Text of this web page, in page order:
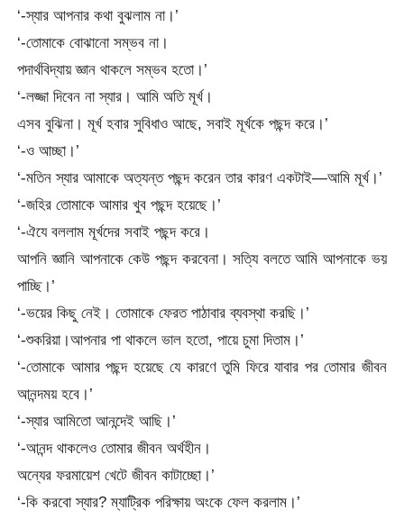
‘-স্যার আপনার কথা বুঝলাম না।’
‘-তোমাকে বোঝানো সম্ভব না।
পদার্থবিদ্যায় জ্ঞান থাকলে সম্ভব হতো।’
‘-লজ্জা দিবেন না স্যার। আমি অতি মূর্খ।
এসব বুঝিনা। মূর্খ হবার সুবিধাও আছে, সবাই মূর্খকে পছন্দ করে।’
‘-ও আচ্ছা।’
‘-মতিন স্যার আমাকে অত্যন্ত পছন্দ করেন তার কারণ একটাই—আমি মূর্খ।’
‘-জহির তোমাকে আমার খুব পছন্দ হয়েছে।’
‘-ঐযে বললাম মূর্খদের সবাই পছন্দ করে।
আপনি জ্ঞানি আপনাকে কেউ পছন্দ করবেনা। সত্যি বলতে আমি আপনাকে ভয়
পাচ্ছি।’
‘-ভয়ের কিছু নেই। তোমাকে ফেরত পাঠাবার ব্যবস্থা করছি।’
‘-শুকরিয়া।আপনার পা থাকলে ভাল হতো, পায়ে চুমা দিতাম।’
‘-তোমাকে আমার পছন্দ হয়েছে যে কারণে তুমি ফিরে যাবার পর তোমার জীবন
আনন্দময় হবে।’
‘-স্যার আমিতো আনন্দেই আছি।’
‘-আনন্দ থাকলেও তোমার জীবন অর্থহীন।
অন্যের ফরমায়েশ খেটে জীবন কাটাচ্ছো।’
‘-কি করবো স্যার? ম্যাট্রিক পরিক্ষায় অংকে ফেল করলাম।’